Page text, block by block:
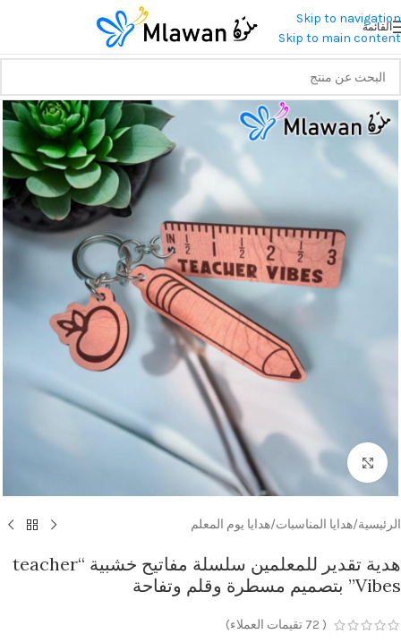
Skip to navigation
Skip to main content
القائمة
Click to enlarge
الرئيسية/هدايا المناسبات/هدايا يوم المعلم
هدية تقدير للمعلمين سلسلة مفاتيح خشبية “teacher
Vibes” بتصميم مسطرة وقلم وتفاحة
(
72 تقيمات العملاء)